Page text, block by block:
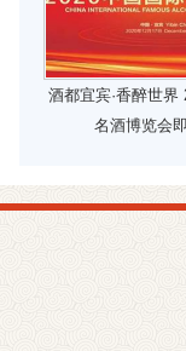
酒都宜宾·香醉世界
名酒博览会